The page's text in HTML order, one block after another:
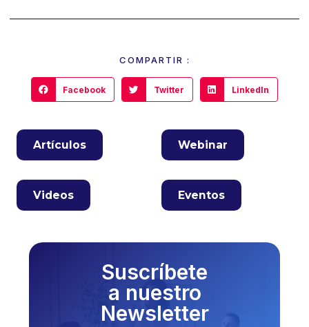
COMPARTIR :
Facebook Twitter LinkedIn
Artículos Webinar
Videos Eventos
Suscríbete
a nuestro
Newsletter